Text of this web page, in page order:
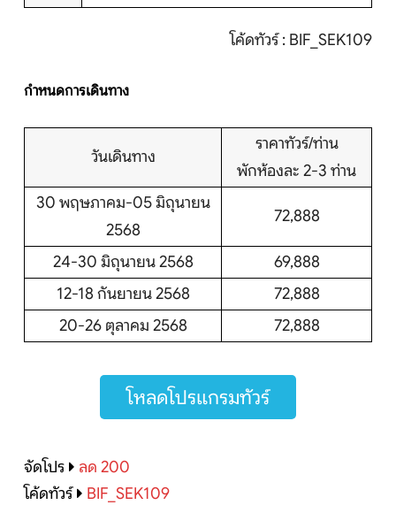
โค้ดทัวร์ : BIF_SEK109
กำหนดการเดินทาง
วันเดินทาง
ราคาทัวร์/ท่าน
พักห้องละ 2-3 ท่าน
30 พฤษภาคม-05 มิถุนายน
2568
72,888
24-30 มิถุนายน 2568
69,888
12-18 กันยายน 2568
72,888
20-26 ตุลาคม 2568
72,888
โหลดโปรแกรมทัวร์
จัดโปร
ลด 200
โค้ดทัวร์
BIF_SEK109